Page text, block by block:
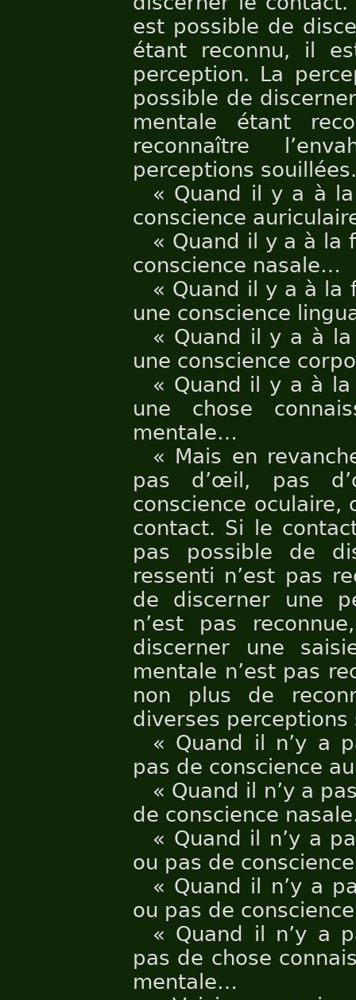
est possible de
étant reconnu, il
perception. La
possible de
mentale étant
reconnaître
perceptions souillées.
« Quand il y a à
conscience
« Quand il y a à la
conscience nasale…
« Quand il y a à la
une conscience
« Quand il y a à
une conscience
« Quand il y a à
une chose
mentale…
« Mais en
pas d’œil, pas
conscience
contact. Si le
pas possible de
ressenti n’est pas
de discerner une
n’est pas
discerner une
mentale n’est pas
non plus de
diverses perceptions
« Quand il n’y a
pas de conscience
« Quand il n’y a
de conscience
« Quand il n’y a
ou pas de
« Quand il n’y a
ou pas de
« Quand il n’y a
pas de chose
mentale…